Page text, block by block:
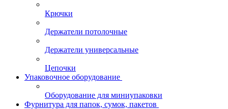
Крючки
Держатели потолочные
Держатели универсальные
Цепочки
Упаковочное оборудование
Оборудование для миниупаковки
Фурнитура для папок, сумок, пакетов